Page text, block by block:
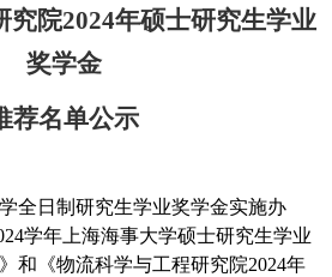
究院2024年硕士研究生学业
奖学金
荐名单公示
全日制研究生学业奖学金实施办
学年上海海事大学硕士研究生学业
和《物流科学与工程研究院2024年